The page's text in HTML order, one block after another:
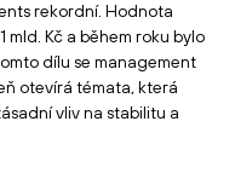
rekordní. Hodnota
mld. Kč a během roku bylo
dílu se management
otevírá témata, která
vliv na stabilitu a